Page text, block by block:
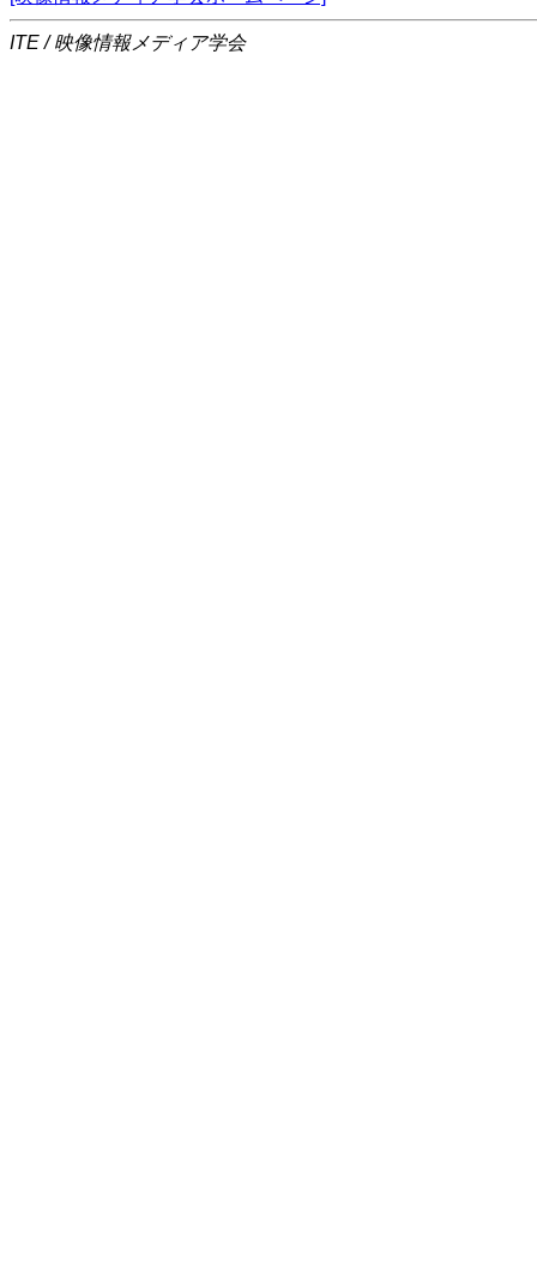
ITE / 映像情報メディア学会